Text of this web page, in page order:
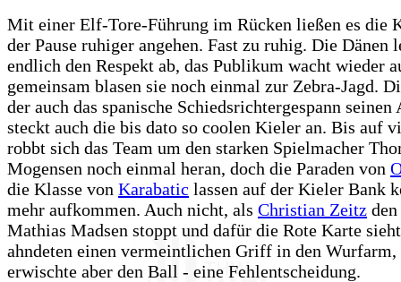
Mit einer Elf-Tore-Führung im Rücken ließen es die
der Pause ruhiger angehen. Fast zu ruhig. Die Dänen
endlich den Respekt ab, das Publikum wacht wieder
gemeinsam blasen sie noch einmal zur Zebra-Jagd.
der auch das spanische Schiedsrichtergespann
steckt auch die bis dato so coolen Kieler an. Bis auf
robbt sich das Team um den starken Spielmacher
Mogensen noch einmal heran, doch die Paraden von
die Klasse von Karabatic lassen auf der Kieler Bank
mehr aufkommen. Auch nicht, als Christian Zeitz
Mathias Madsen stoppt und dafür die Rote Karte
ahndeten einen vermeintlichen Griff in den Wurfarm,
erwischte aber den Ball - eine Fehlentscheidung.